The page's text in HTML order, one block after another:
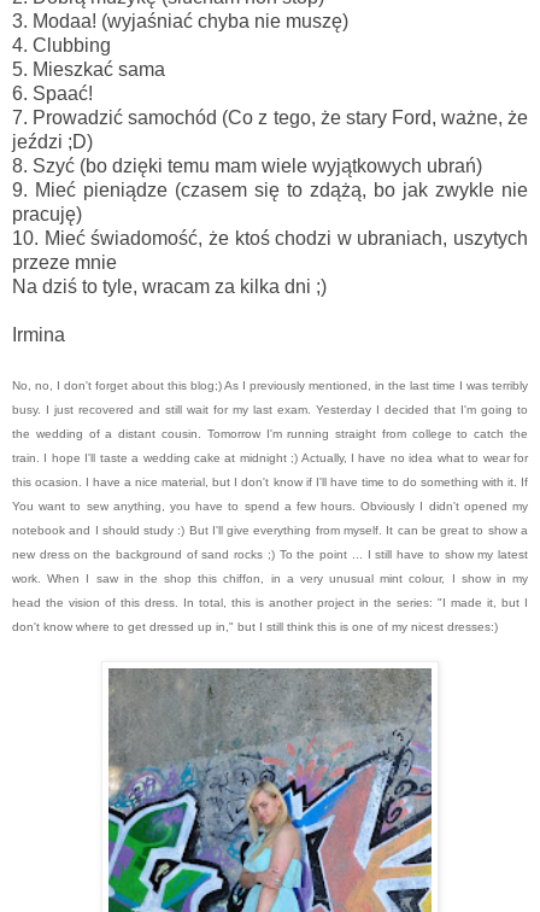
3. Modaa! (wyjaśniać chyba nie muszę)
4. Clubbing
5. Mieszkać sama
6. Spaać!
7. Prowadzić samochód (Co z tego, że stary Ford, ważne, że
jeździ ;D)
8. Szyć (bo dzięki temu mam wiele wyjątkowych ubrań)
9. Mieć pieniądze (czasem się to zdążą, bo jak zwykle nie
pracuję)
10. Mieć świadomość, że ktoś chodzi w ubraniach, uszytych
przeze mnie
Na dziś to tyle, wracam za kilka dni ;)
Irmina
No, no, I don't forget about this blog;)As I previously mentioned, in the last time I was terribly
busy. I just recovered and still wait for my last exam. Yesterday I decided that I'm going to
the wedding of a distant cousin. Tomorrow I'm running straight from college to catch the
train. I hope I'll taste a wedding cake at midnight ;) Actually, I have no idea what to wear for
this ocasion. I have a nice material, but I don't know if I'll have time to do something with it. If
You want to sew anything, you have to spend a few hours. Obviously I didn't opened my
notebook and I should study :) But I'll give everything from myself. It can be great to show a
new dress on the background of sand rocks ;) To the point ... I still have to show my latest
work. When I saw in the shop this chiffon, in a very unusual mint colour, I show in my
head the vision of this dress. In total, this is another project in the series: "I made it, but I
don't know where to get dressed up in," but I still think this is one of my nicest dresses:)